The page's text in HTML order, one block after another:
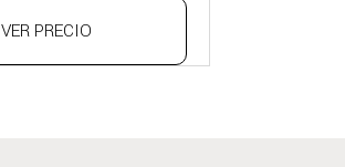
VER PRECIO